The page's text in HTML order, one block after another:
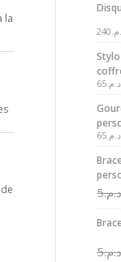
la
240
د.م.65
د.م.65
د.م.5
د.م.5